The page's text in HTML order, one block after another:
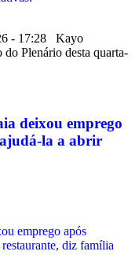
- 17:28 Kayo
do Plenário desta quarta-
deixou emprego
ajudá-la a abrir